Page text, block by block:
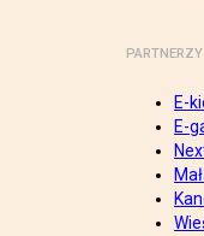
PARTNERZY
E-
E-